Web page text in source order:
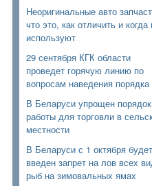
Неоригинальные авто
что это, как отличить и когда
используют
29 сентября КГК области
проведет горячую линию по
вопросам наведения порядка
В Беларуси упрощен порядок
работы для торговли в
местности
В Беларуси с 1 октября будет
введен запрет на лов всех
рыб на зимовальных ямах